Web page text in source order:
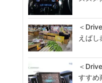
＜
えば
＜
すすめ